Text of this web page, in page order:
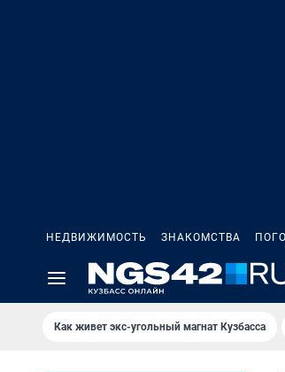
НЕДВИЖИМОСТЬ ЗНАКОМСТВА
Как живет экс-угольный магнат Кузбасса